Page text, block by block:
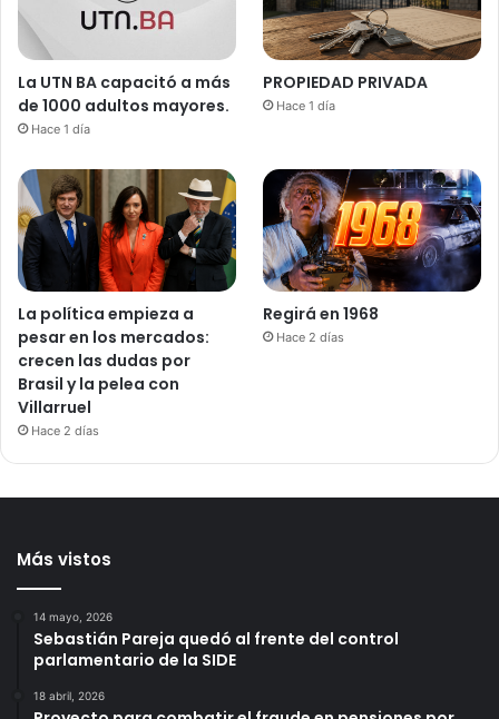
La UTN BA capacitó a más
de 1000 adultos mayores.
Hace 1 día
PROPIEDAD PRIVADA
Hace 1 día
La política empieza a
pesar en los mercados:
crecen las dudas por
Brasil y la pelea con
Villarruel
Hace 2 días
Regirá en 1968
Hace 2 días
Más vistos
14 mayo, 2026
Sebastián Pareja quedó al frente del control
parlamentario de la SIDE
18 abril, 2026